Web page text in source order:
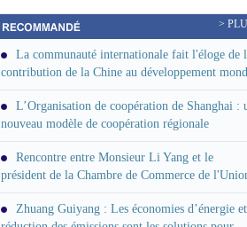
>
La communauté internationale fait l'éloge de
contribution de la Chine au développement
L’Organisation de coopération de Shanghai :
nouveau modèle de coopération régionale
Rencontre entre Monsieur Li Yang et le
président de la Chambre de Commerce de
Zhuang Guiyang : Les économies d’énergie